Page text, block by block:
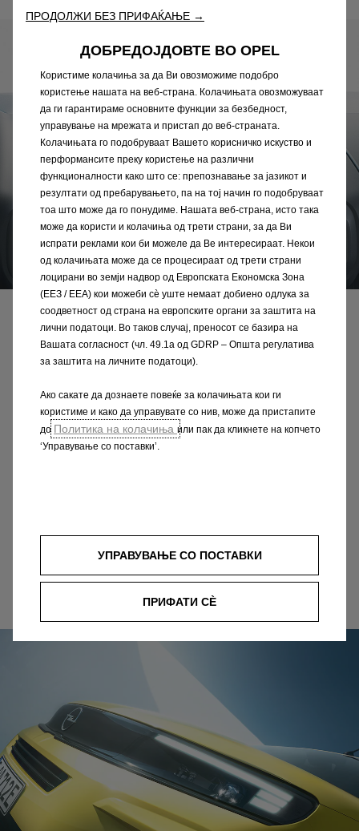
Поврзаност
За најбрзиот пат до Вашата
дестинација
Со новиот Combo Electric ја зголемувате
ефикасноста при секое возење. Најсовремениот
Дознајте ги сите детали
ПРОДОЛЖИ БЕЗ ПРИФАЌАЊЕ →
ДОБРЕДОЈДОВТЕ ВО OPEL
Користиме колачиња за да Ви овозможиме подобро
користење нашата на веб-страна. Колачињата овозможуваат
да ги гарантираме основните функции за безбедност,
управување на мрежата и пристап до веб-страната.
Колачињата го подобруваат Вашето корисничко искуство и
перформансите преку користење на различни
функционалности како што се: препознавање за јазикот и
резултати од пребарувањето, па на тој начин го подобруваат
тоа што може да го понудиме. Нашата веб-страна, исто така
може да користи и колачиња од трети страни, за да Ви
испрати реклами кои би можеле да Ве интересираат. Некои
од колачињата може да се процесираат од трети страни
лоцирани во земји надвор од Европската Економска Зона
(ЕЕЗ / EEA) кои можеби сѐ уште немаат добиено одлука за
соодветност од страна на европските органи за заштита на
лични податоци. Во таков случај, преносот се базира на
Вашата согласност (чл. 49.1а од GDRP – Општа регулатива
за заштита на личните податоци).
Ако сакате да дознаете повеќе за колачињата кои ги
користиме и како да управувате со нив, може да пристапите
до Политика на колачиња или пак да кликнете на копчето
‘Управување со поставки’.
УПРАВУВАЊЕ СО ПОСТАВКИ
ПРИФАТИ СÈ